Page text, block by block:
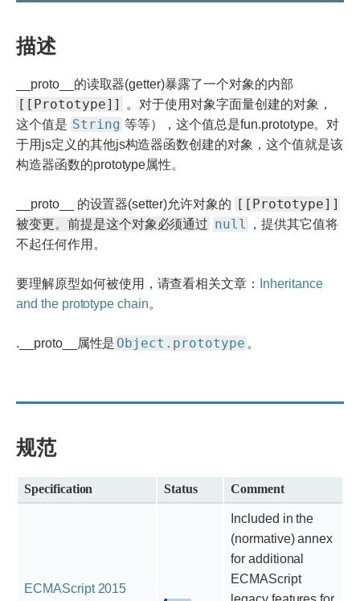
描述
__proto__的读取器(getter)暴露了一个对象的内部
[[Prototype]]
。对于使用对象字面量创建的对象，
这个值是 String 等等），这个值总是fun.prototype。对
于用js定义的其他js构造器函数创建的对象，这个值就是该
构造器函数的prototype属性。
__proto__ 的设置器(setter)允许对象的 [[Prototype]]
被变更。前提是这个对象必须通过 null
，提供其它值将
不起任何作用。
要理解原型如何被使用，请查看相关文章：
Inheritance
and the prototype chain。
.__proto__属性是 Object.prototype 。
规范
Specification Status Comment
ECMAScript 2015
Included in the
(normative) annex
for additional
ECMAScript